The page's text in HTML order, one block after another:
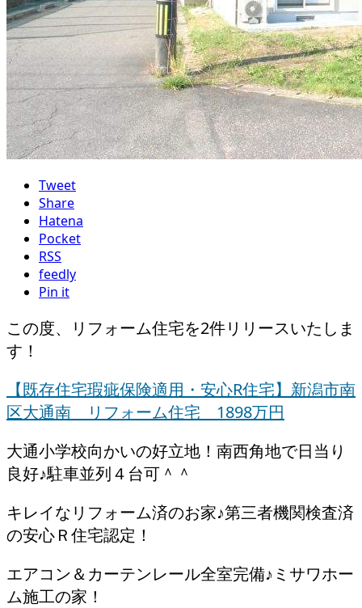
Tweet
Share
Hatena
Pocket
RSS
feedly
Pin it
この度、リフォーム住宅を2件リリースいたしま
す！
【既存住宅瑕疵保険適用・安心R住宅】新潟市南
区大通南 リフォーム住宅 1898万円
大通小学校向かいの好立地！南西角地で日当り
良好♪駐車並列４台可＾＾
キレイなリフォーム済のお家♪第三者機関検査済
の安心Ｒ住宅認定！
エアコン＆カーテンレール全室完備♪ミサワホー
ム施工の家！